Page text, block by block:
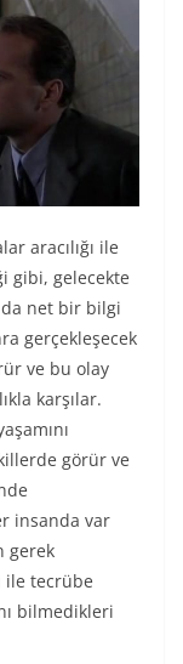
aracılığı ile
gibi, gelecekte
da net bir bilgi
gerçekleşecek
ve bu olay
karşılar.
görür ve
insanda var
gerek
ile tecrübe
bilmedikleri